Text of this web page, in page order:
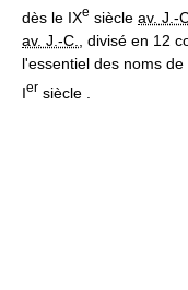
dès le IXe siècle av.
av. J.‑C.
, divisé en 12
l'essentiel des noms
Ier siècle .